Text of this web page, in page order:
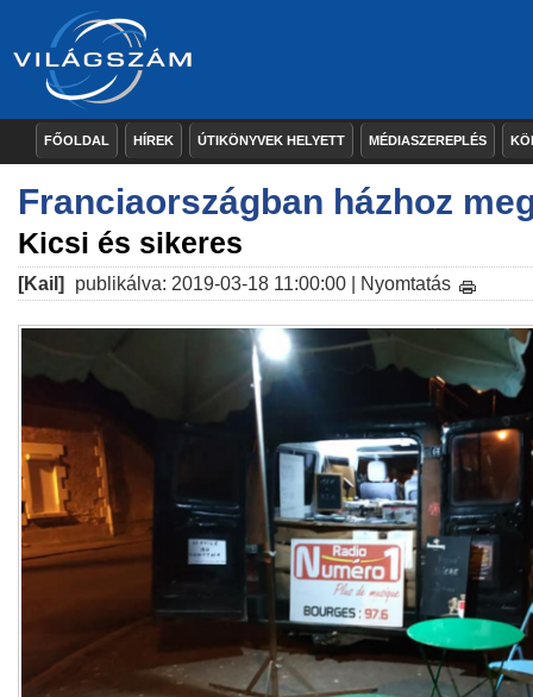
FŐOLDAL HÍREK ÚTIKÖNYVEK HELYETT MÉDIASZEREPLÉS
Franciaországban házhoz
Kicsi és sikeres
[Kail] publikálva: 2019-03-18 11:00:00 | Nyomtatás